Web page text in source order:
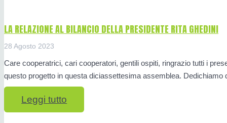
LA RELAZIONE AL BILANCIO DELLA PRESIDENTE RITA GHEDINI
28 Agosto 2023
Care cooperatrici, cari cooperatori, gentili ospiti, ringrazio tutti i
questo progetto in questa diciassettesima assemblea.
Leggi tutto